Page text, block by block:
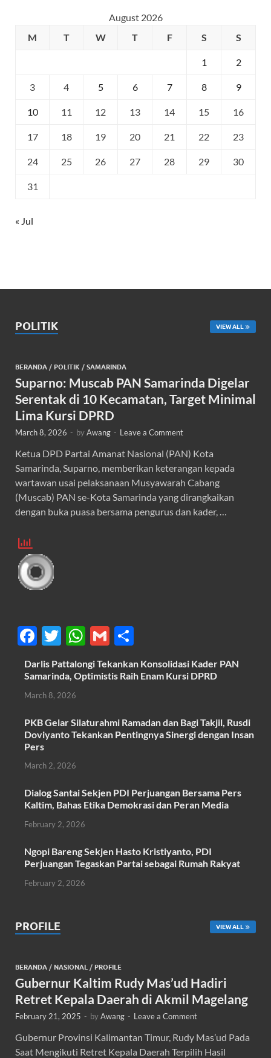
August 2026
M
T W T F S S
1 2
3 4 5 6 7 8 9
10 11 12 13 14 15 16
17 18 19 20 21 22 23
24 25 26 27 28 29 30
31
« Jul
POLITIK VIEW ALL
BERANDA / POLITIK / SAMARINDA
Suparno: Muscab PAN Samarinda Digelar
Serentak di 10 Kecamatan, Target Minimal
Lima Kursi DPRD
March 8, 2026 - byAwang - Leave a Comment
Ketua DPD Partai Amanat Nasional (PAN) Kota
Samarinda, Suparno, memberikan keterangan kepada
wartawan usai pelaksanaan Musyawarah Cabang
(Muscab) PAN se-Kota Samarinda yang dirangkaikan
dengan buka puasa bersama pengurus dan kader, …
F
ac
e
b
o
k
T
w
itt
er
W
h
at
p
G
m
ail
h
ar
Darlis Pattalongi Tekankan Konsolidasi Kader PAN
Samarinda, Optimistis Raih Enam Kursi DPRD
March 8, 2026
PKB Gelar Silaturahmi Ramadan dan Bagi Takjil, Rusdi
Doviyanto Tekankan Pentingnya Sinergi dengan Insan
Pers
March 2, 2026
Dialog Santai Sekjen PDI Perjuangan Bersama Pers
Kaltim, Bahas Etika Demokrasi dan Peran Media
February 2, 2026
Ngopi Bareng Sekjen Hasto Kristiyanto, PDI
Perjuangan Tegaskan Partai sebagai Rumah Rakyat
February 2, 2026
PROFILE VIEW ALL
BERANDA / NASIONAL / PROFILE
Gubernur Kaltim Rudy Mas’ud Hadiri
Retret Kepala Daerah di Akmil Magelang
February 21, 2025 - byAwang - Leave a Comment
Gubernur Provinsi Kalimantan Timur, Rudy Mas’ud Pada
Saat Mengikuti Retret Kepala Daerah Terpilih Hasil